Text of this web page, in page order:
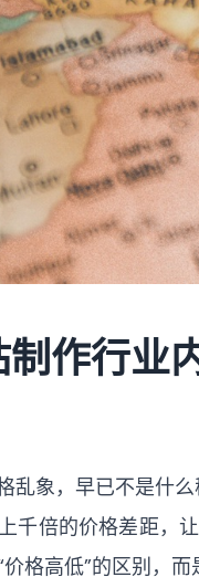
制作行业
乱象，早已不是什
千倍的价格差距，
格高低”的区别，